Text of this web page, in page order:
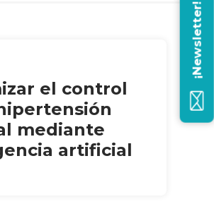
el control
mediante
artificial
¡Newsletter!